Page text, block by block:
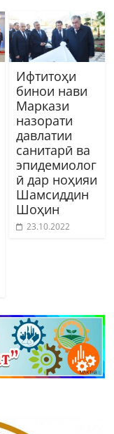
Ифтитоҳи
бинои нави
Маркази
назорати
давлатии
санитарӣ ва
эпидемиолог
ӣ дар ноҳияи
Шамсиддин
Шоҳин
23.10.2022